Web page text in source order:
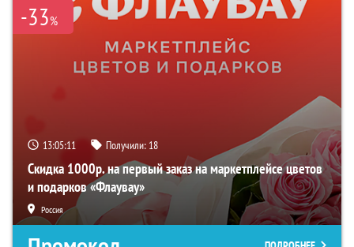
-33%
13:05:10 Получили: 18
Скидка 1000р. на первый заказ на маркетплейсе цветов
и подарков «Флаувау»
Россия